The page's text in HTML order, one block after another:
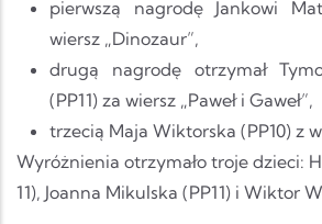
pierwszą nagrodę Jankowi
wiersz „Dinozaur”,
drugą nagrodę otrzymał
(PP11) za wiersz „Paweł i Gaweł”,
trzecią Maja Wiktorska (PP10) z
Wyróżnienia otrzymało troje dzieci:
11), Joanna Mikulska (PP11) i Wiktor